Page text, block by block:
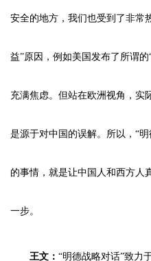
安全的地方，我们也受到了非常
益”原因，例如美国发布了所谓
充满焦虑。但站在欧洲视角，实
是源于对中国的误解。所以，“
的事情，就是让中国人和西方人
一步。
王文： “明德战略对话”致力